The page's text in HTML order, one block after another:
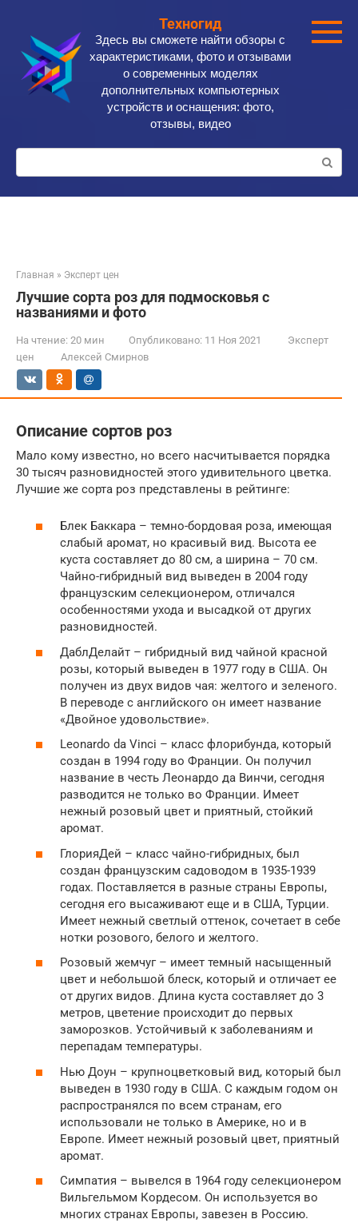
контенту
Техногид
Здесь вы сможете найти обзоры с
характеристиками, фото и отзывами
о современных моделях
дополнительных компьютерных
устройств и оснащения: фото,
отзывы, видео
Поиск:
Главная » Эксперт цен
Лучшие сорта роз для подмосковья с
названиями и фото
На чтение: 20 мин Опубликовано: 11 Ноя 2021
Эксперт
цен
Алексей Смирнов
Описание сортов роз
Мало кому известно, но всего насчитывается порядка
30 тысяч разновидностей этого удивительного цветка.
Лучшие же сорта роз представлены в рейтинге:
Блек Баккара – темно-бордовая роза, имеющая
слабый аромат, но красивый вид. Высота ее
куста составляет до 80 см, а ширина – 70 см.
Чайно-гибридный вид выведен в 2004 году
французским селекционером, отличался
особенностями ухода и высадкой от других
разновидностей.
ДаблДелайт – гибридный вид чайной красной
розы, который выведен в 1977 году в США. Он
получен из двух видов чая: желтого и зеленого.
В переводе с английского он имеет название
«Двойное удовольствие».
Leonardo da Vinci – класс флорибунда, который
создан в 1994 году во Франции. Он получил
название в честь Леонардо да Винчи, сегодня
разводится не только во Франции. Имеет
нежный розовый цвет и приятный, стойкий
аромат.
ГлорияДей – класс чайно-гибридных, был
создан французским садоводом в 1935-1939
годах. Поставляется в разные страны Европы,
сегодня его высаживают еще и в США, Турции.
Имеет нежный светлый оттенок, сочетает в себе
нотки розового, белого и желтого.
Розовый жемчуг – имеет темный насыщенный
цвет и небольшой блеск, который и отличает ее
от других видов. Длина куста составляет до 3
метров, цветение происходит до первых
заморозков. Устойчивый к заболеваниям и
перепадам температуры.
Нью Доун – крупноцветковый вид, который был
выведен в 1930 году в США. С каждым годом он
распространялся по всем странам, его
использовали не только в Америке, но и в
Европе. Имеет нежный розовый цвет, приятный
аромат.
Симпатия – вывелся в 1964 году селекционером
Вильгельмом Кордесом. Он используется во
многих странах Европы, завезен в Россию.